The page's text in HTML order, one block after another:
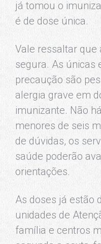
já tomou o
é de dose única.
Vale ressaltar que
segura. As únicas
precaução são
alergia grave em
imunizante. Não
menores de seis
de dúvidas, os
saúde poderão
orientações.
As doses já estão
unidades de
família e centros